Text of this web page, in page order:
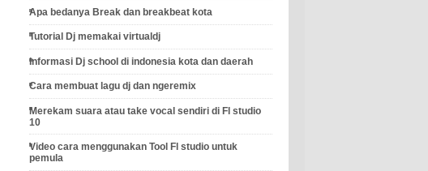
Apa bedanya Break dan breakbeat kota
Tutorial Dj memakai virtualdj
Informasi Dj school di indonesia kota dan daerah
Cara membuat lagu dj dan ngeremix
Merekam suara atau take vocal sendiri di Fl studio
10
Video cara menggunakan Tool Fl studio untuk
pemula